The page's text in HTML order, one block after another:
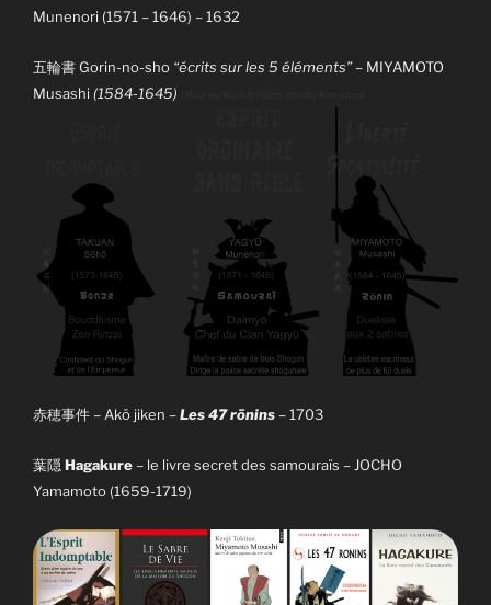
Munenori (1571 – 1646) – 1632
五輪書 Gorin-no-sho “écrits sur les 5 éléments” – MIYAMOTO
Musashi (1584-1645)
赤穂事件 – Akō jiken –Les 47 rōnins– 1703
葉隠 Hagakure– le livre secret des samouraïs – JOCHO
Yamamoto (1659-1719)